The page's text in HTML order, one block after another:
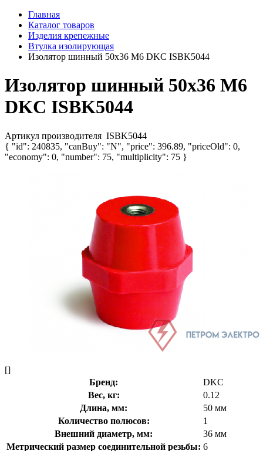
Главная
Каталог товаров
Изделия крепежные
Втулка изолирующая
Изолятор шинный 50х36 М6 DKC ISBK5044
Изолятор шинный 50х36 М6
DKC ISBK5044
Артикул производителя ISBK5044
{ "id": 240835, "canBuy": "N", "price": 396.89, "priceOld": 0,
"economy": 0, "number": 75, "multiplicity": 75 }
[]
Бренд:
DKC
Вес, кг:
0.12
Длина, мм:
50 мм
Количество полюсов:
1
Внешний диаметр, мм:
36 мм
Метрический размер соединительной резьбы: 6